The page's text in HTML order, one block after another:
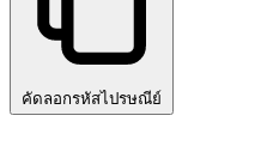
คัดลอกรหัสไปรษณีย์